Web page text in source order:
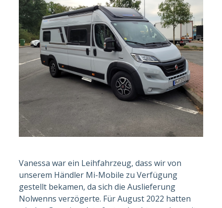
Vanessa war ein Leihfahrzeug, dass wir von
unserem Händler Mi-Mobile zu Verfügung
gestellt bekamen, da sich die Auslieferung
Nolwenns verzögerte. Für August 2022 hatten